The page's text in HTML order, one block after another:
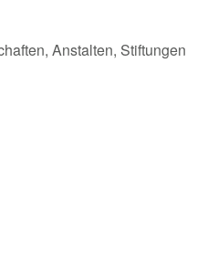
Anstalten, Stiftungen